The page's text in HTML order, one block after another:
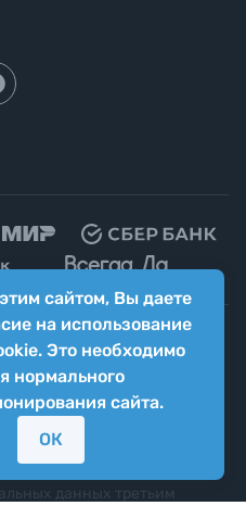
сайтом, Вы даете
на использование
Это необходимо
нормального
сайта.
ОК
("Яркий Мир")
данных
данных третьим